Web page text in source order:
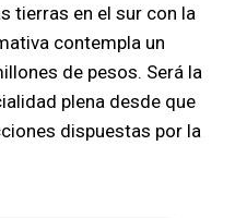
tierras en el sur con la
contempla un
de pesos. Será la
plena desde que
dispuestas por la